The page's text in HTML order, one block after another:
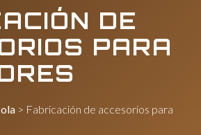
DE
PARA
> Fabricación de accesorios para